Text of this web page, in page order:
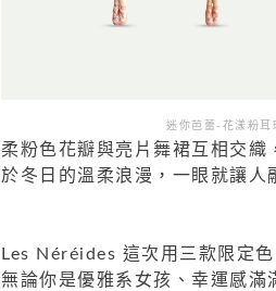
迷你芭蕾-花漾粉
柔粉色花瓣與亮片舞裙互相交織
於冬日的溫柔浪漫，一眼就讓人
Les Néréides 這次用三款限定
無論你是優雅系女孩、幸運感滿